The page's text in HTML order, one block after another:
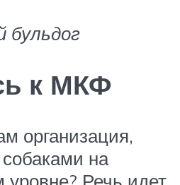
бульдог
к МКФ
организация,
на